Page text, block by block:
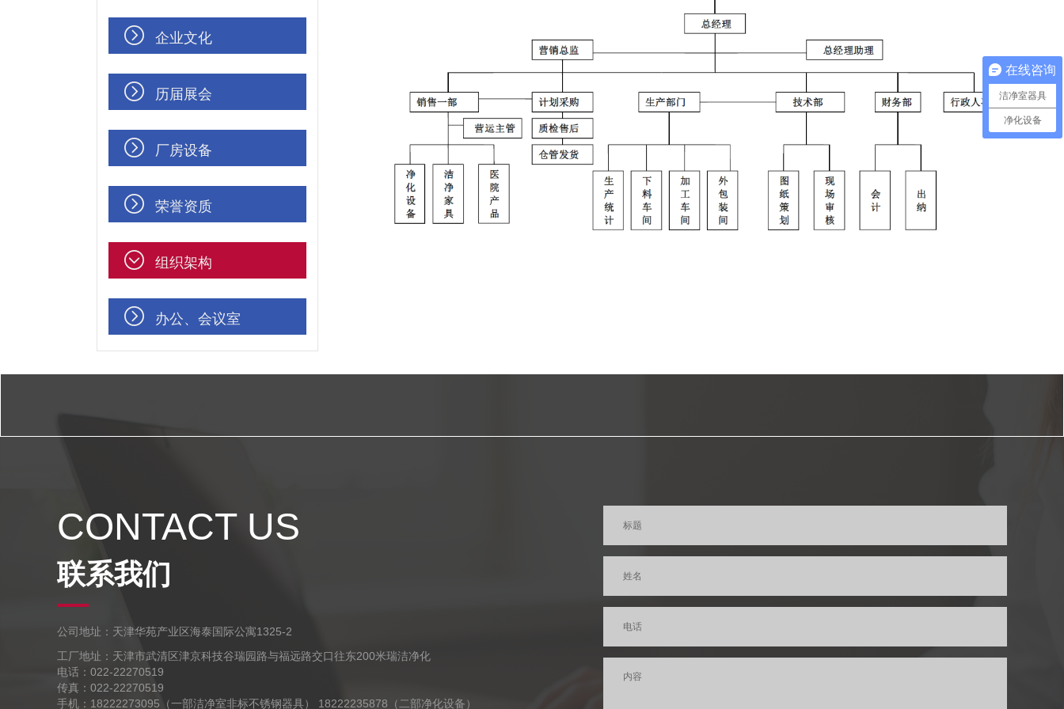
企业文化
历届展会
厂房设备
荣誉资质
组织架构
办公、会议室
CONTACT US
联系我们
公司地址：天津华苑产业区海泰国际公寓1325-2
工厂地址：天津市武清区津京科技谷瑞园路与福远路交口往东200米瑞洁净化
电话：022-22270519
传真：022-22270519
手机：18222273095（一部洁净室非标不锈钢器具） 18222235878（二部净化设备）
在线咨询
洁净室器具
净化设备